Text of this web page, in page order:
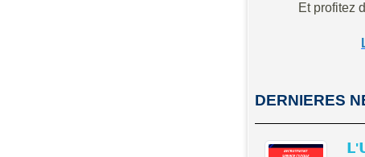
Et profitez
DERNIERES